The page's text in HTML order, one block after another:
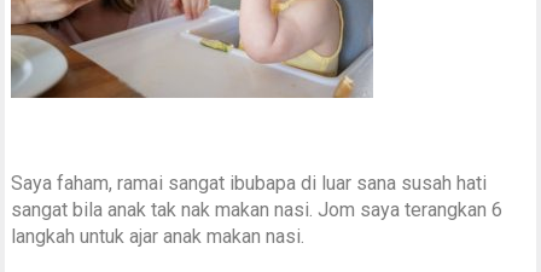
Saya faham, ramai sangat ibubapa di luar sana susah hati
sangat bila anak tak nak makan nasi. Jom saya terangkan 6
langkah untuk ajar anak makan nasi.